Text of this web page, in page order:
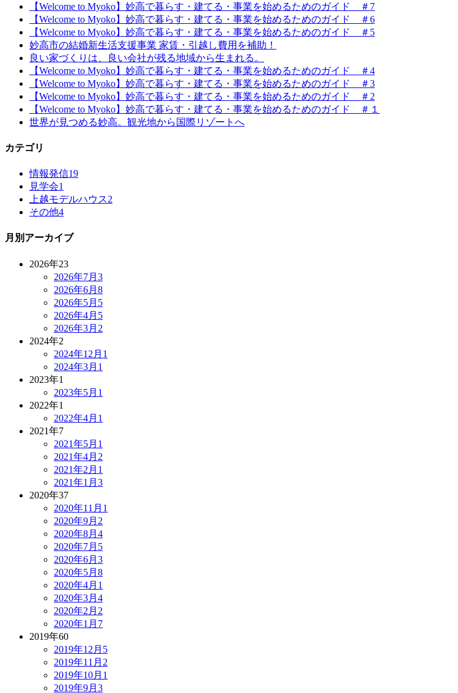
【Welcome to Myoko】妙高で暮らす・建てる・事業を始めるためのガイド ＃7
【Welcome to Myoko】妙高で暮らす・建てる・事業を始めるためのガイド ＃6
【Welcome to Myoko】妙高で暮らす・建てる・事業を始めるためのガイド ＃5
妙高市の結婚新生活支援事業 家賃・引越し費用を補助！
良い家づくりは、良い会社が残る地域から生まれる。
【Welcome to Myoko】妙高で暮らす・建てる・事業を始めるためのガイド ＃4
【Welcome to Myoko】妙高で暮らす・建てる・事業を始めるためのガイド ＃3
【Welcome to Myoko】妙高で暮らす・建てる・事業を始めるためのガイド ＃2
【Welcome to Myoko】妙高で暮らす・建てる・事業を始めるためのガイド ＃１
世界が見つめる妙高。観光地から国際リゾートへ
カテゴリ
情報発信19
見学会1
上越モデルハウス2
その他4
月別アーカイブ
2026年23
2026年7月 3
2026年6月 8
2026年5月 5
2026年4月 5
2026年3月 2
2024年2
2024年12月 1
2024年3月 1
2023年1
2023年5月 1
2022年1
2022年4月 1
2021年7
2021年5月 1
2021年4月 2
2021年2月 1
2021年1月 3
2020年37
2020年11月 1
2020年9月 2
2020年8月 4
2020年7月 5
2020年6月 3
2020年5月 8
2020年4月 1
2020年3月 4
2020年2月 2
2020年1月 7
2019年60
2019年12月 5
2019年11月 2
2019年10月 1
2019年9月 3